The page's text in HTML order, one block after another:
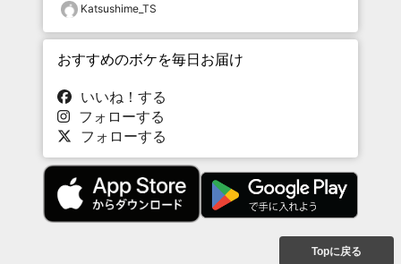
Katsushime_TS
おすすめのボケを毎日お届け
いいね！する
フォローする
フォローする
Topに戻る